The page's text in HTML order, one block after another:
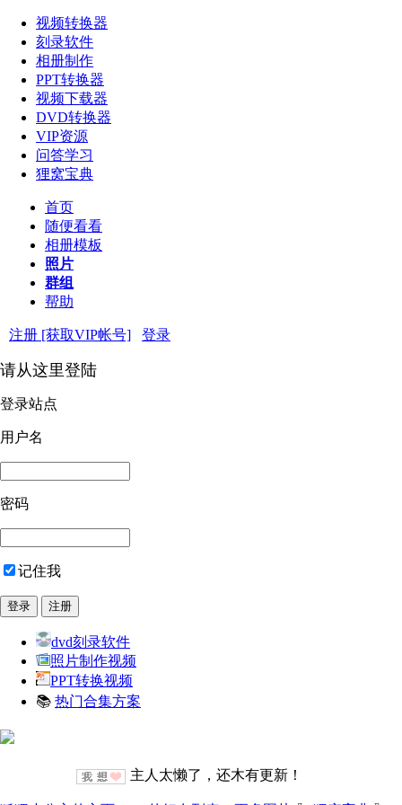
视频转换器
刻录软件
相册制作
PPT转换器
视频下载器
DVD转换器
VIP资源
问答学习
狸窝宝典
首页
随便看看
相册模板
照片
群组
帮助
注册 [获取VIP帐号] 登录
请从这里登陆
登录站点
用户名
密码
记住我
dvd刻录软件
照片制作视频
PPT转换视频
📚 热门合集方案
主人太懒了，还木有更新！